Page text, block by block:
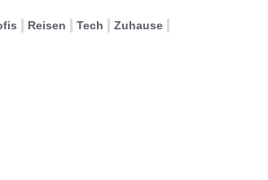
Reisen Tech Zuhause